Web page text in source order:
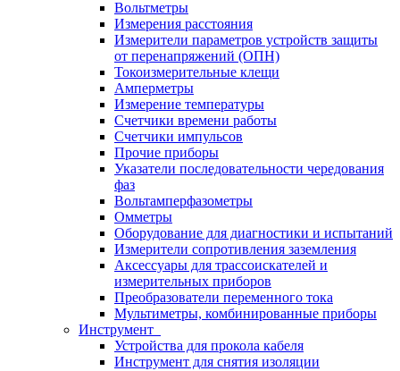
Вольтметры
Измерения расстояния
Измерители параметров устройств защиты
от перенапряжений (ОПН)
Токоизмерительные клещи
Амперметры
Измерение температуры
Счетчики времени работы
Счетчики импульсов
Прочие приборы
Указатели последовательности чередования
фаз
Вольтамперфазометры
Омметры
Оборудование для диагностики и испытаний
Измерители сопротивления заземления
Аксессуары для трассоискателей и
измерительных приборов
Преобразователи переменного тока
Мультиметры, комбинированные приборы
Инструмент
Устройства для прокола кабеля
Инструмент для снятия изоляции